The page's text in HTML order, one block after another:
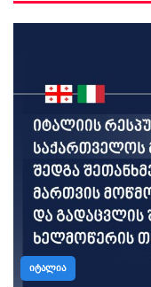
ᲘᲢᲐᲚᲘᲐ